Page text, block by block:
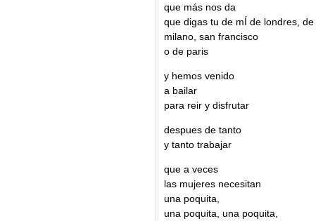
que más nos da
que digas tu de mÍ de londres, de
milano, san francisco
o de paris
y hemos venido
a bailar
para reir y disfrutar
despues de tanto
y tanto trabajar
que a veces
las mujeres necesitan
una poquita,
una poquita, una poquita,